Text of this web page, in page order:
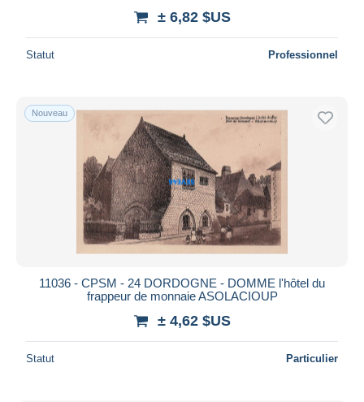
± 6,82 $US
Statut Professionnel
Nouveau
11036 - CPSM - 24 DORDOGNE - DOMME l'hôtel du
frappeur de monnaie ASOLACIOUP
± 4,62 $US
Statut Particulier